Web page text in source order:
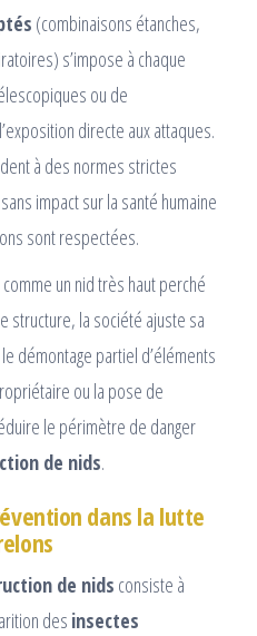
(combinaisons étanches,
s’impose à chaque
ou de
directe aux attaques.
à des normes strictes
sans impact sur la santé humaine
sont respectées.
un nid très haut perché
structure, la société ajuste sa
démontage partiel d’éléments
ou la pose de
le périmètre de danger
de nids.
dans la lutte
de nids consiste à
des insectes